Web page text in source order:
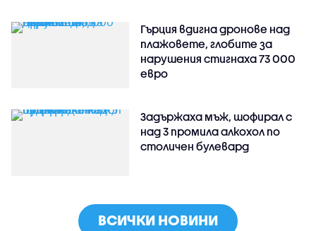
Гърция вдигна дронове над
плажовете, глобите за
нарушения стигнаха 73 000
евро
Задържаха мъж, шофирал с
над 3 промила алкохол по
столичен булевард
ВСИЧКИ НОВИНИ